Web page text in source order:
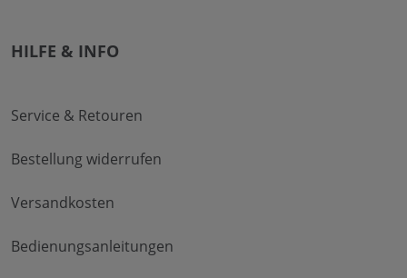
HILFE & INFO
Service & Retouren
Bestellung widerrufen
Versandkosten
Bedienungsanleitungen